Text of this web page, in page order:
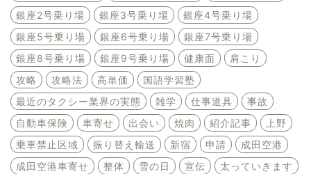
銀座2号乗り場
銀座3号乗り場
銀座4号乗り場
銀座5号乗り場
銀座6号乗り場
銀座7号乗り場
銀座8号乗り場
銀座9号乗り場 健康面
肩こり
攻略
攻略法 高単価
国語学習塾
最近のタクシー業界の実態
雑学 仕事道具
事故
自動車保険
車寄せ 出会い 焼肉 紹介記事
上野
乗車禁止区域
振り替え輸送 新宿 申請
成田空港
成田空港車寄せ
整体 雪の日 宣伝
太っていきます